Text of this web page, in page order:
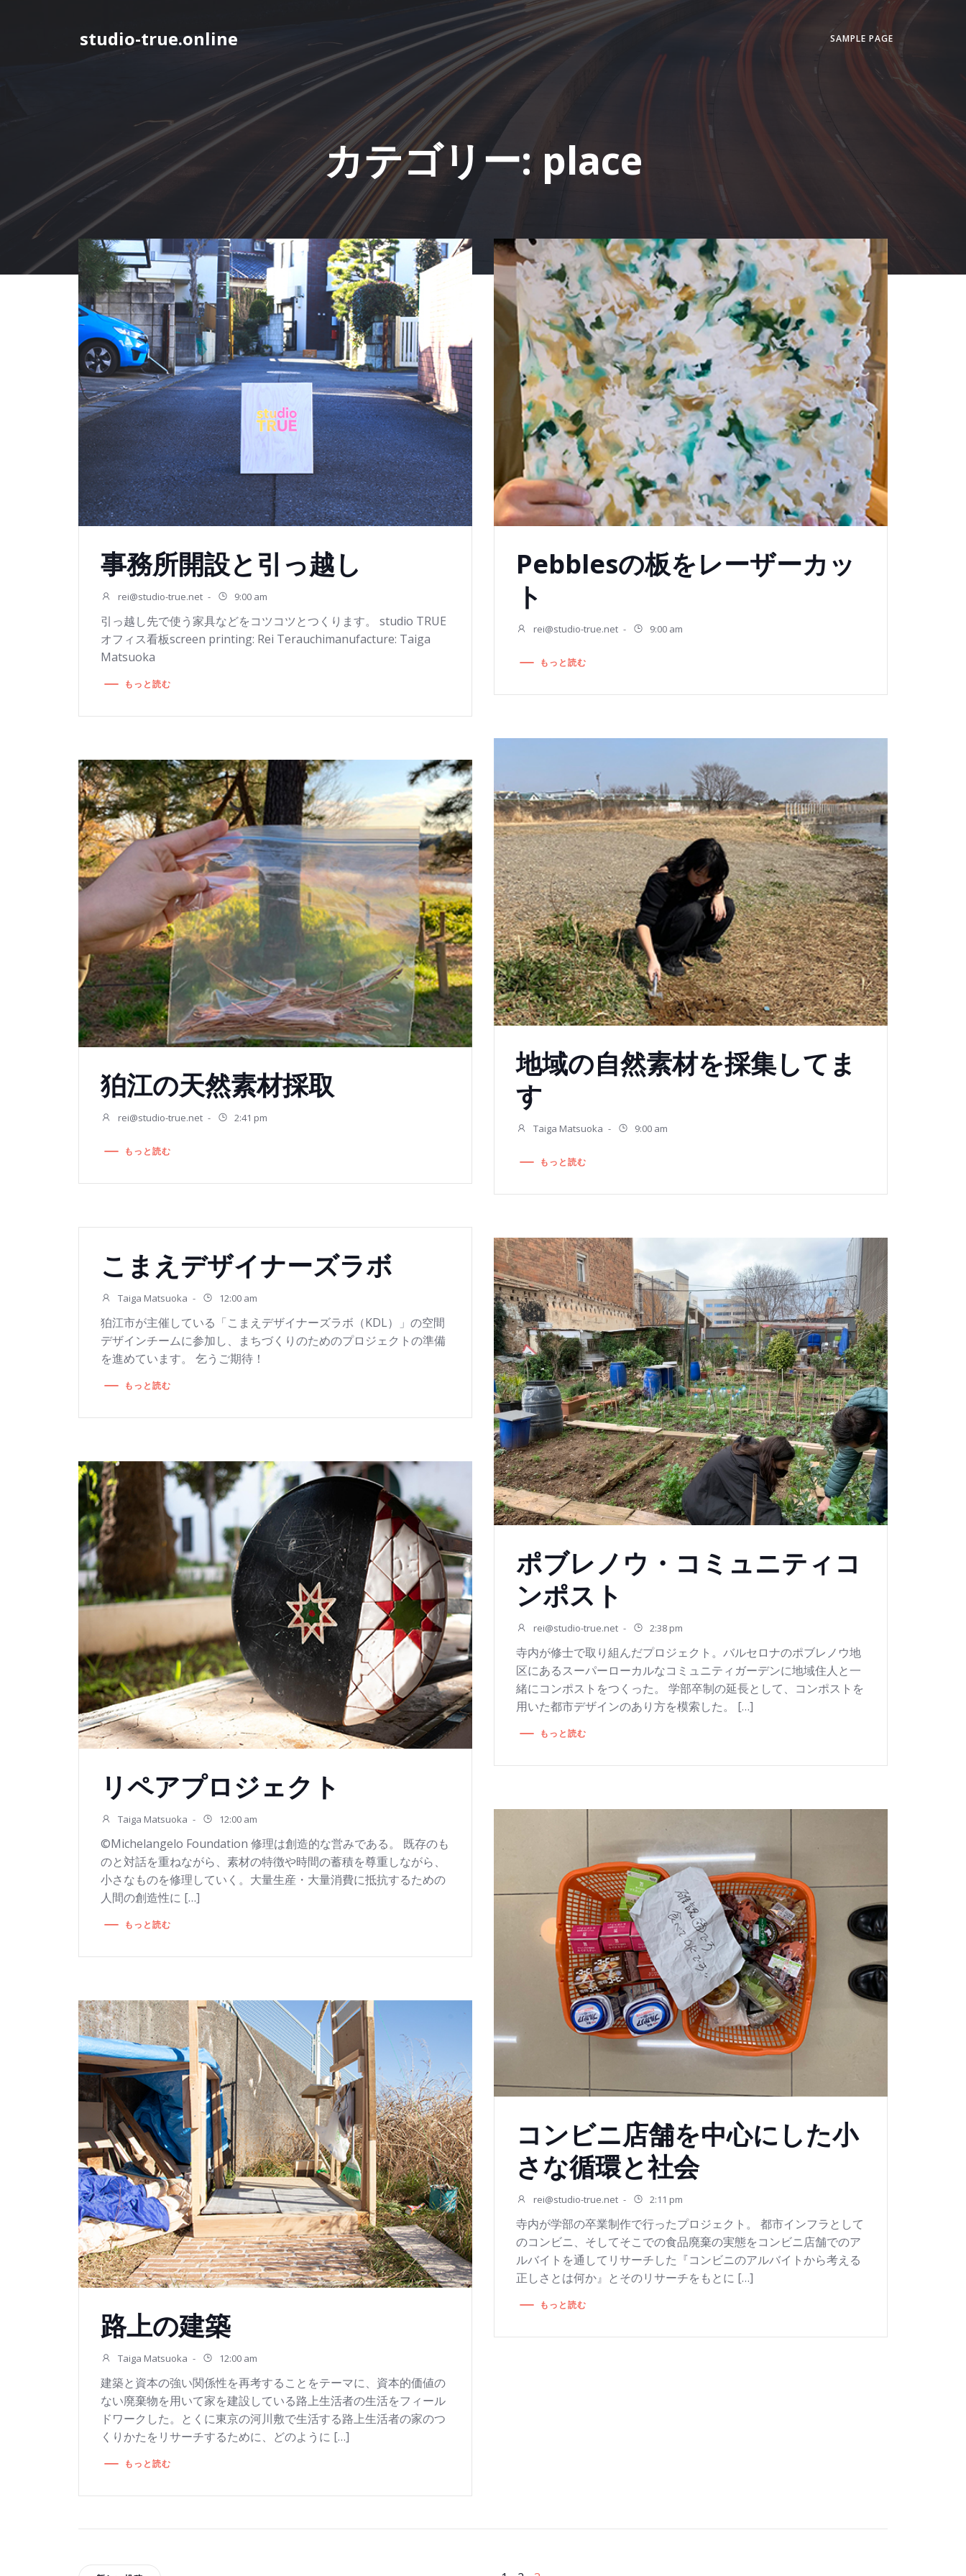
studio-true.online SAMPLE PAGE
カテゴリー: place
事務所開設と引っ越し
rei@studio-true.net - 9:00 am
引っ越し先で使う家具などをコツコツとつくります。 studio TRUE
オフィス看板screen printing: Rei Terauchimanufacture: Taiga
Matsuoka
もっと読む
Pebblesの板をレーザーカッ
ト
rei@studio-true.net - 9:00 am
もっと読む
地域の自然素材を採集してま
す
Taiga Matsuoka - 9:00 am
もっと読む
狛江の天然素材採取
rei@studio-true.net - 2:41 pm
もっと読む
こまえデザイナーズラボ
Taiga Matsuoka - 12:00 am
狛江市が主催している「こまえデザイナーズラボ（KDL）」の空間
デザインチームに参加し、まちづくりのためのプロジェクトの準備
を進めています。 乞うご期待！
もっと読む
ポブレノウ・コミュニティコ
ンポスト
rei@studio-true.net - 2:38 pm
寺内が修士で取り組んだプロジェクト。バルセロナのポブレノウ地
区にあるスーパーローカルなコミュニティガーデンに地域住人と一
緒にコンポストをつくった。 学部卒制の延長として、コンポストを
用いた都市デザインのあり方を模索した。 […]
もっと読む
リペアプロジェクト
Taiga Matsuoka - 12:00 am
©Michelangelo Foundation 修理は創造的な営みである。 既存のも
のと対話を重ねながら、素材の特徴や時間の蓄積を尊重しながら、
小さなものを修理していく。大量生産・大量消費に抵抗するための
人間の創造性に […]
もっと読む
コンビニ店舗を中心にした小
さな循環と社会
rei@studio-true.net - 2:11 pm
寺内が学部の卒業制作で行ったプロジェクト。 都市インフラとして
のコンビニ、そしてそこでの食品廃棄の実態をコンビニ店舗でのア
ルバイトを通してリサーチした『コンビニのアルバイトから考える
正しさとは何か』とそのリサーチをもとに […]
もっと読む
路上の建築
Taiga Matsuoka - 12:00 am
建築と資本の強い関係性を再考することをテーマに、資本的価値の
ない廃棄物を用いて家を建設している路上生活者の生活をフィール
ドワークした。とくに東京の河川敷で生活する路上生活者の家のつ
くりかたをリサーチするために、どのように […]
もっと読む